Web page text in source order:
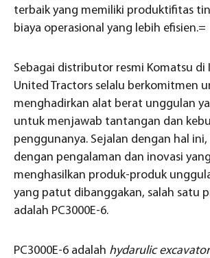
terbaik yang memiliki produktifitas
biaya operasional yang lebih efisien.=
Sebagai distributor resmi Komatsu di
United Tractors selalu berkomitmen
menghadirkan alat berat unggulan
untuk menjawab tantangan dan
penggunanya. Sejalan dengan hal ini,
dengan pengalaman dan inovasi
menghasilkan produk-produk
yang patut dibanggakan, salah satu
adalah PC3000E-6.
PC3000E-6 adalah hydarulic excavator